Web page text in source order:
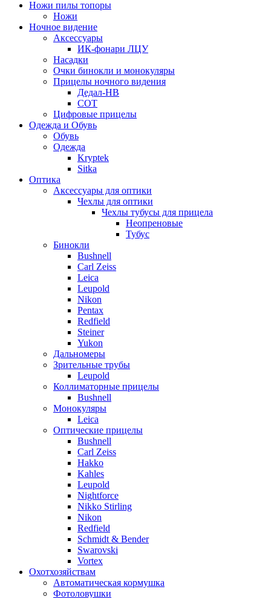
Ножи пилы топоры
Ножи
Ночное видение
Аксессуары
ИК-фонари ЛЦУ
Насадки
Очки бинокли и монокуляры
Прицелы ночного видения
Дедал-НВ
СОТ
Цифровые прицелы
Одежда и Обувь
Обувь
Одежда
Kryptek
Sitka
Оптика
Аксессуары для оптики
Чехлы для оптики
Чехлы тубусы для прицела
Неопреновые
Тубус
Бинокли
Bushnell
Carl Zeiss
Leica
Leupold
Nikon
Pentax
Redfield
Steiner
Yukon
Дальномеры
Зрительные трубы
Leupold
Коллиматорные прицелы
Bushnell
Монокуляры
Leica
Оптические прицелы
Bushnell
Carl Zeiss
Hakko
Kahles
Leupold
Nightforce
Nikko Stirling
Nikon
Redfield
Schmidt & Bender
Swarovski
Vortex
Охотхозяйствам
Автоматическая кормушка
Фотоловушки